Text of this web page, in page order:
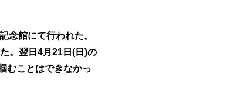
念館にて行われた。
。翌日4月21日(日)の
むことはできなかっ